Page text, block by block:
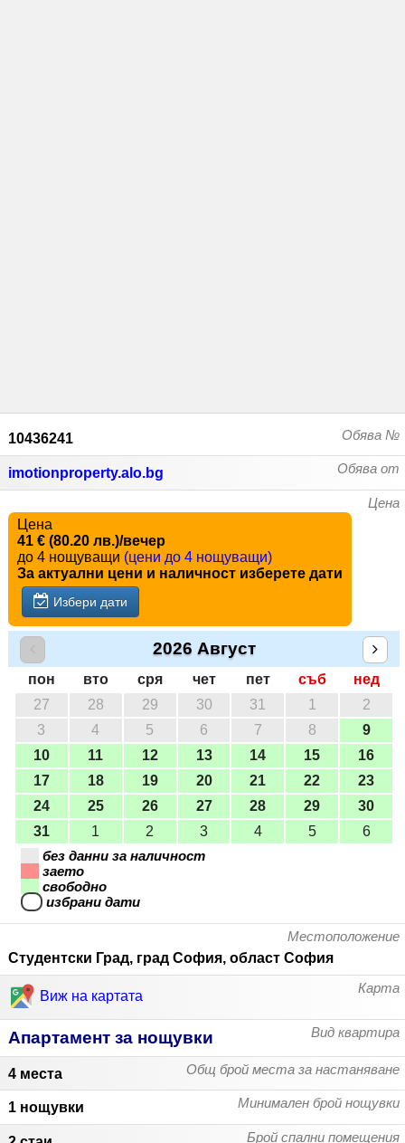
Обява №
10436241
Обява от
imotionproperty.alo.bg
Цена
Цена
41 € (80.20 лв.)/вечер
до 4 нощуващи (цени до 4 нощуващи)
За актуални цени и наличност изберете дати
Избери дати
2026 Август
пон вто сря чет пет съб
нед
27
28 29 30 31 1
2
3
4 5 6 7 8
9
10
11 12 13 14 15
16
17
18 19 20 21 22
23
24
25 26 27 28 29
30
31
1 2 3 4 5
6
без данни за наличност
заето
свободно
избрани дати
Местоположение
Студентски Град, град София, област София
Карта
Виж на картата
Вид квартира
Апартамент за нощувки
Общ брой места за настаняване
4 места
Минимален брой нощувки
1 нощувки
Брой спални помещения